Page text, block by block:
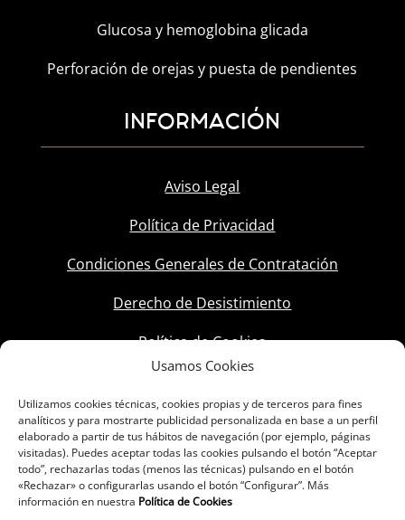
Usamos Cookies
Utilizamos cookies técnicas, cookies propias y de terceros para fines
analíticos y para mostrarte publicidad personalizada en base a un perfil
elaborado a partir de tus hábitos de navegación (por ejemplo, páginas
visitadas). Puedes aceptar todas las cookies pulsando el botón “Aceptar
todo”, rechazarlas todas (menos las técnicas) pulsando en el botón
«Rechazar» o configurarlas usando el botón “Configurar”. Más
información en nuestra Política de Cookies
Glucosa y hemoglobina glicada
Perforación de orejas y puesta de pendientes
INFORMACIÓN
Aviso Legal
Política de Privacidad
Condiciones Generales de Contratación
Derecho de Desistimiento
Política de Cookies